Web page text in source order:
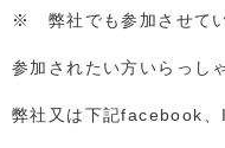
※ 弊社でも参加させてい
参加されたい方いらっし
弊社又は下記facebook、